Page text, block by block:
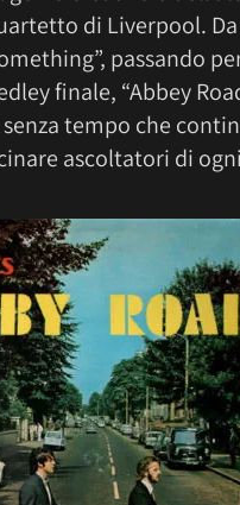
di Liverpool. Da
passando
finale, “Abbey
tempo che
ascoltatori di